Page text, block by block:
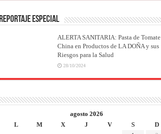
REPORTAJE ESPECIAL
ALERTA SANITARIA: Pasta de Tomate
China en Productos de LA DOÑA y sus
Riesgos para la Salud
28/10/2024
agosto 2026
L
M X J V S
D